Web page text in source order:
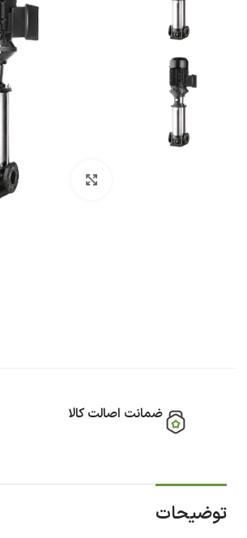
بزرگنمایی تصویر
ضمانت اصالت کالا
توضیحات